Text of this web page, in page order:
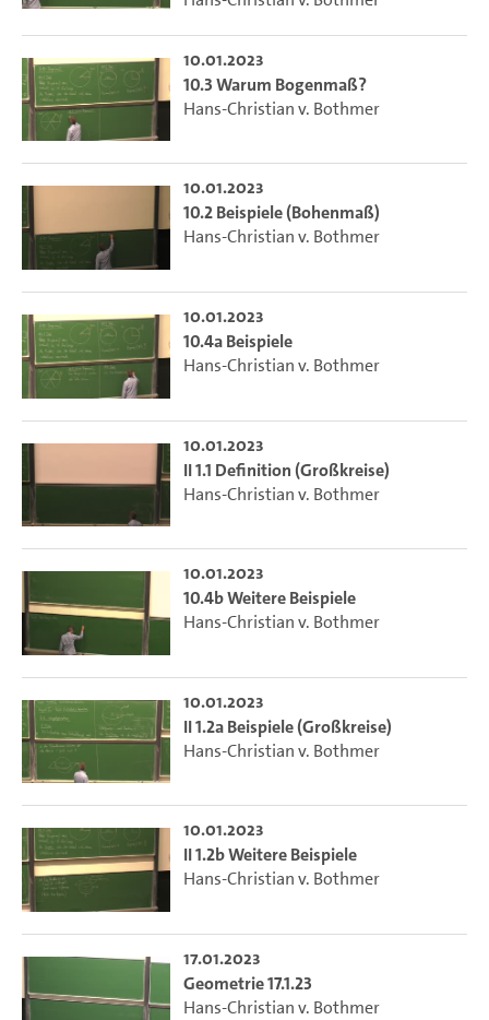
10.01.2023
10.3 Warum Bogenmaß?
Hans-Christian v. Bothmer
10.01.2023
10.2 Beispiele (Bohenmaß)
Hans-Christian v. Bothmer
10.01.2023
10.4a Beispiele
Hans-Christian v. Bothmer
10.01.2023
II 1.1 Definition (Großkreise)
Hans-Christian v. Bothmer
10.01.2023
10.4b Weitere Beispiele
Hans-Christian v. Bothmer
10.01.2023
II 1.2a Beispiele (Großkreise)
Hans-Christian v. Bothmer
10.01.2023
II 1.2b Weitere Beispiele
Hans-Christian v. Bothmer
17.01.2023
Geometrie 17.1.23
Hans-Christian v. Bothmer